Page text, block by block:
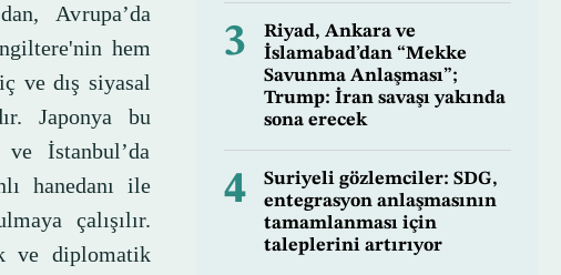
Avrupa’da
hem
ve dış siyasal
Japonya bu
İstanbul’da
hanedanı ile
çalışılır.
ve diplomatik
3
Riyad, Ankara ve
İslamabad’dan “Mekke
Savunma Anlaşması”;
Trump: İran savaşı yakında
sona erecek
4
Suriyeli gözlemciler: SDG,
entegrasyon anlaşmasının
tamamlanması için
taleplerini artırıyor